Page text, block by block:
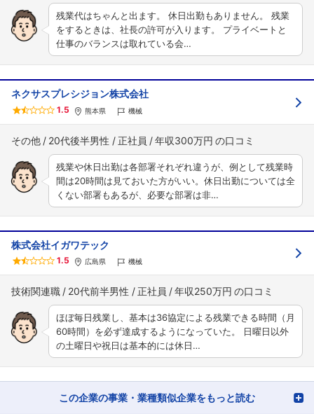
残業代はちゃんと出ます。 休日出勤もありません。 残業
をするときは、社長の許可が入ります。 プライベートと
仕事のバランスは取れている会…
ネクサスプレシジョン株式会社
1.5 熊本県 機械
その他 20代後半男性 正社員 年収300万円
残業や休日出勤は各部署それぞれ違うが、例として残業時
間は20時間は見ておいた方がいい。休日出勤については全
くない部署もあるが、必要な部署は非…
株式会社イガワテック
1.5 広島県 機械
技術関連職 20代前半男性 正社員 年収250万円
ほぼ毎日残業し、基本は36協定による残業できる時間（月
60時間）を必ず達成するようになっていた。 日曜日以外
の土曜日や祝日は基本的には休日…
この企業の事業・業種類似企業をもっと読む